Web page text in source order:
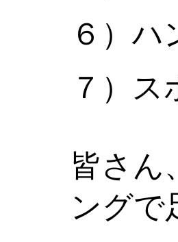
６）
７）
皆さん
ングで